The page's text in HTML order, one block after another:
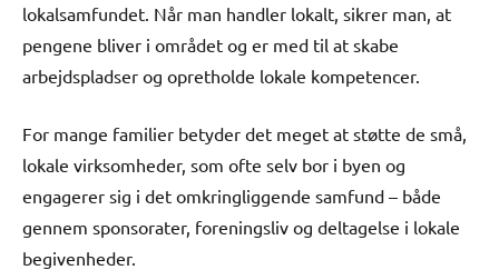
lokalsamfundet. Når man handler lokalt, sikrer man, at
pengene bliver i området og er med til at skabe
arbejdspladser og opretholde lokale kompetencer.
For mange familier betyder det meget at støtte de små,
lokale virksomheder, som ofte selv bor i byen og
engagerer sig i det omkringliggende samfund – både
gennem sponsorater, foreningsliv og deltagelse i lokale
begivenheder.